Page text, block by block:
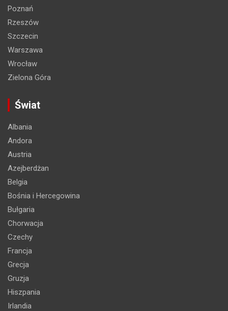
Poznań
Rzeszów
Szczecin
Warszawa
Wrocław
Zielona Góra
Świat
Albania
Andora
Austria
Azejberdżan
Belgia
Bośnia i Hercegowina
Bułgaria
Chorwacja
Czechy
Francja
Grecja
Gruzja
Hiszpania
Irlandia